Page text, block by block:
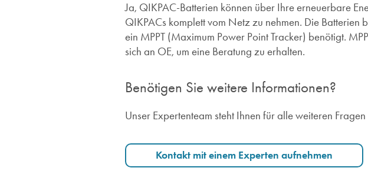
Ja, QIKPAC-Batterien können über Ihre erneuerbare
QIKPACs komplett vom Netz zu nehmen. Die
ein MPPT (Maximum Power Point Tracker) benötigt.
sich an OE, um eine Beratung zu erhalten.
Benötigen Sie weitere Informationen?
Unser Expertenteam steht Ihnen für alle weiteren
Kontakt mit einem Experten aufnehmen